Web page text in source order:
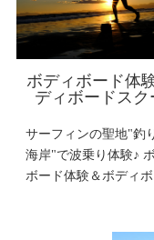
ボディボード体
ディボードスク
サーフィンの聖地"釣
海岸"で波乗り体験♪
ボード体験＆ボディ